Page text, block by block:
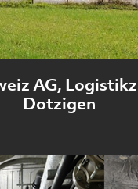
AG,
Dotzigen